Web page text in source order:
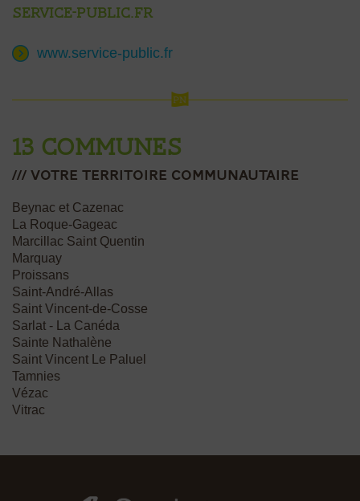
Service-public.fr
www.service-public.fr
13 communes
/// votre Territoire communautaire
Beynac et Cazenac
La Roque-Gageac
Marcillac Saint Quentin
Marquay
Proissans
Saint-André-Allas
Saint Vincent-de-Cosse
Sarlat - La Canéda
Sainte Nathalène
Saint Vincent Le Paluel
Tamnies
Vézac
Vitrac